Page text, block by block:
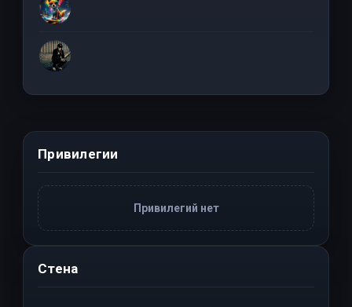
Привилегии
Привилегий нет
Стена